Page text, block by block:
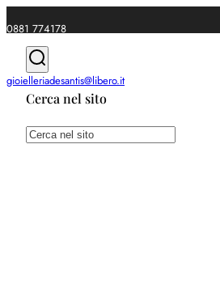
0881 774178
gioielleriadesantis@libero.it
Spedizioni gratuite da €49
Cerca nel sito
Cerca